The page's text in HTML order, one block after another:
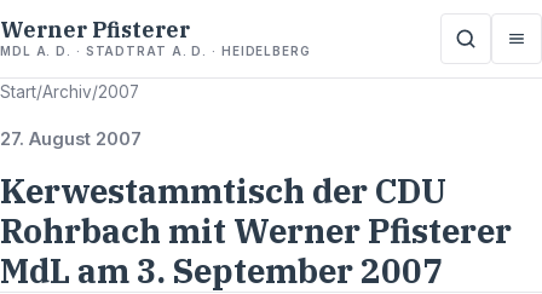
Werner Pfisterer
MDL A. D. · STADTRAT A. D. · HEIDELBERG
Start/Archiv/2007
27. August 2007
Kerwestammtisch der CDU
Rohrbach mit Werner Pfisterer
MdL am 3. September 2007